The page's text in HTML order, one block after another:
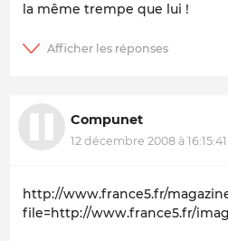
la même trempe que lui !
Compunet
12 décembre 2008 à 16:15:41
http://www.france5.fr/
file=http://www.france5.fr/